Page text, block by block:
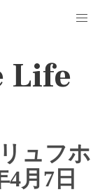
Life
ュフホ
月7日